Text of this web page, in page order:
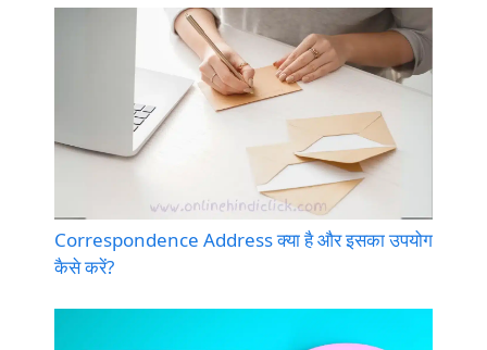
Correspondence Address क्या है और इसका उपयोग
कैसे करें?